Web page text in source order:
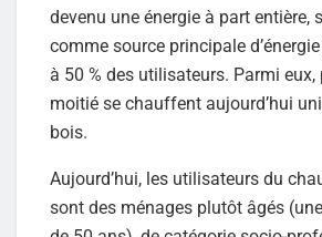
devenu une énergie à part entière,
comme source principale
à 50 % des utilisateurs. Parmi eux,
moitié se chauffent aujourd’hui
bois.
Aujourd’hui, les utilisateurs du
sont des ménages plutôt âgés